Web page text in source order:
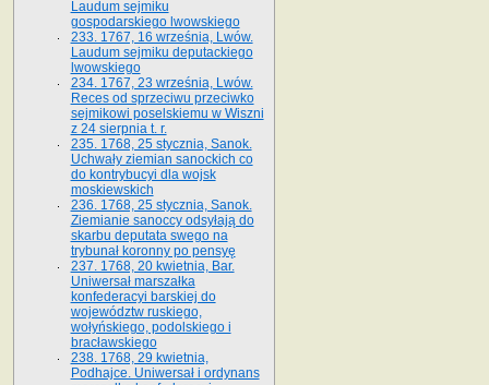
Laudum sejmiku
gospodarskiego lwowskiego
233. 1767, 16 września, Lwów.
Laudum sejmiku deputackiego
lwowskiego
234. 1767, 23 września, Lwów.
Reces od sprzeciwu przeciwko
sejmikowi poselskiemu w Wiszni
z 24 sierpnia t. r.
235. 1768, 25 stycznia, Sanok.
Uchwały ziemian sanockich co
do kontrybucyi dla wojsk
moskiewskich
236. 1768, 25 stycznia, Sanok.
Ziemianie sanoccy odsyłają do
skarbu deputata swego na
trybunał koronny po pensyę
237. 1768, 20 kwietnia, Bar.
Uniwersał marszałka
konfederacyi barskiej do
województw ruskiego,
wołyńskiego, podolskiego i
bracławskiego
238. 1768, 29 kwietnia,
Podhajce. Uniwersał i ordynans